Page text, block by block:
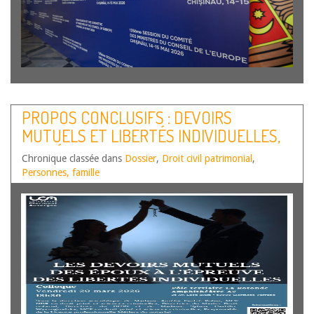
PROPOS CONCLUSIFS : DEVOIRS
MUTUELS ET LIBERTÉS INDIVIDUELLES,
UN DÉFI POUR LA PRATIQUE NOTARIALE
Chronique classée dans Dossier, Droit civil patrimonial ,
Personnes, famille